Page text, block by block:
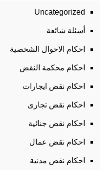
Uncategorized
أسئلة شائعة
احكام الاحوال الشخصية
احكام محكمة النقض
احكام نقض ايجارات
احكام نقض تجارى
احكام نقض جنائية
احكام نقض عمال
احكام نقض مدنية